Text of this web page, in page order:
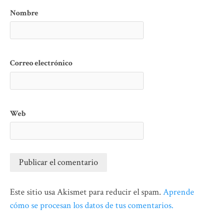
Nombre
Correo electrónico
Web
Este sitio usa Akismet para reducir el spam. Aprende
cómo se procesan los datos de tus comentarios.